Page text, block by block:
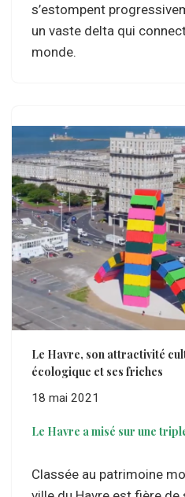
s’estompent
un vaste delta qui
monde.
Le Havre, son attractivité
écologique et ses friches
18 mai 2021
Le Havre a misé sur une
Classée au patrimoine